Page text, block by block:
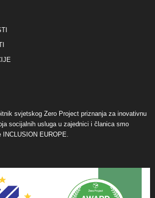
svjetskog Zero Project priznanja za inovativnu
socijalnih usluga u zajednici i članica smo
EUROPE.